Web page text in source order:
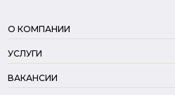
О КОМПАНИИ
УСЛУГИ
ВАКАНСИИ